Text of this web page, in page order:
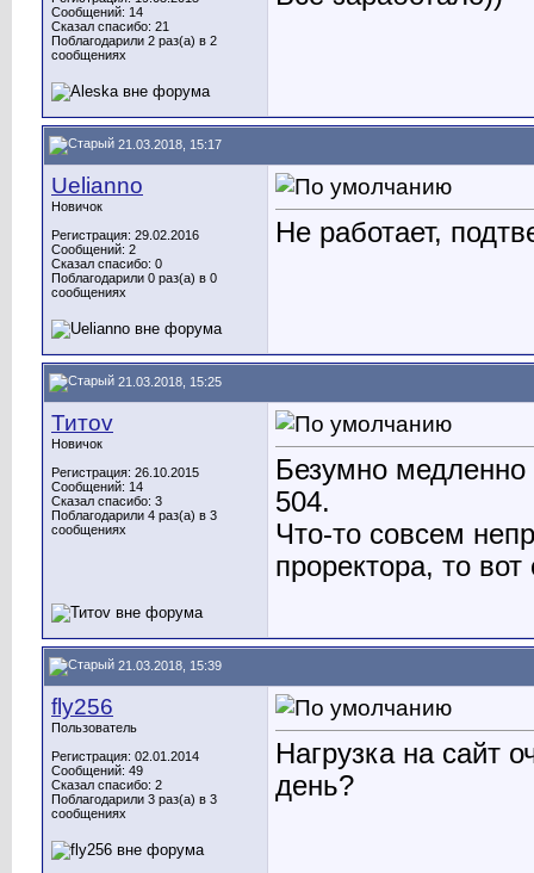
Сообщений: 14
Сказал спасибо: 21
Поблагодарили 2 раз(а) в 2
сообщениях
21.03.2018, 15:17
Uelianno
Новичок
Регистрация: 29.02.2016
Сообщений: 2
Сказал спасибо: 0
Поблагодарили 0 раз(а) в 0
сообщениях
Не работает,
21.03.2018, 15:25
Титоv
Новичок
Регистрация: 26.10.2015
Сообщений: 14
Сказал спасибо: 3
Поблагодарили 4 раз(а) в 3
сообщениях
Безумно медленно
504.
Что-то совсем
проректора, то
21.03.2018, 15:39
fly256
Пользователь
Регистрация: 02.01.2014
Сообщений: 49
Сказал спасибо: 2
Поблагодарили 3 раз(а) в 3
сообщениях
Нагрузка на сайт
день?